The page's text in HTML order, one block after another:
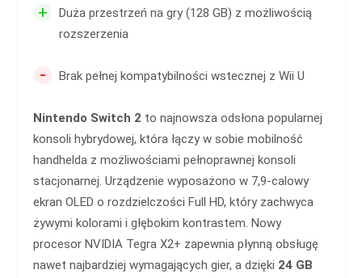
+
Duża przestrzeń na gry (128 GB) z możliwością
rozszerzenia
- Brak pełnej kompatybilności wstecznej z Wii U
Nintendo Switch 2 to najnowsza odsłona popularnej
konsoli hybrydowej, która łączy w sobie mobilność
handhelda z możliwościami pełnoprawnej konsoli
stacjonarnej. Urządzenie wyposażono w 7,9-calowy
ekran OLED o rozdzielczości Full HD, który zachwyca
żywymi kolorami i głębokim kontrastem. Nowy
procesor NVIDIA Tegra X2+ zapewnia płynną obsługę
nawet najbardziej wymagających gier, a dzięki 24 GB